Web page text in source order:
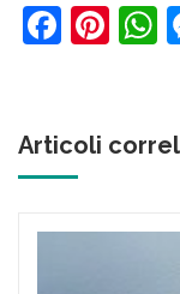
Articoli